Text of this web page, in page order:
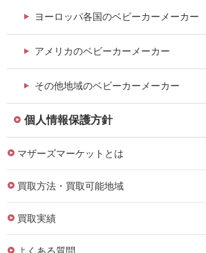
ヨーロッパ各国のベビーカーメーカー
アメリカのベビーカーメーカー
その他地域のベビーカーメーカー
個人情報保護方針
マザーズマーケットとは
買取方法・買取可能地域
買取実績